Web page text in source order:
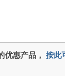
惠产品， 按此